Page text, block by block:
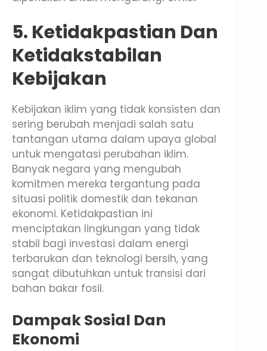
5. Ketidakpastian Dan
Ketidakstabilan
Kebijakan
Kebijakan iklim yang tidak konsisten dan
sering berubah menjadi salah satu
tantangan utama dalam upaya global
untuk mengatasi perubahan iklim.
Banyak negara yang mengubah
komitmen mereka tergantung pada
situasi politik domestik dan tekanan
ekonomi. Ketidakpastian ini
menciptakan lingkungan yang tidak
stabil bagi investasi dalam energi
terbarukan dan teknologi bersih, yang
sangat dibutuhkan untuk transisi dari
bahan bakar fosil.
Dampak Sosial Dan
Ekonomi